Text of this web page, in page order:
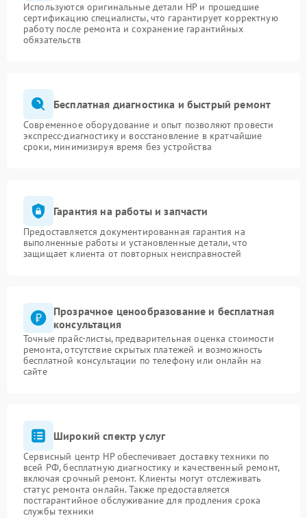
Используются оригинальные детали HP и прошедшие
сертификацию специалисты, что гарантирует корректную
работу после ремонта и сохранение гарантийных
обязательств
Бесплатная диагностика и быстрый ремонт
Современное оборудование и опыт позволяют провести
экспресс-диагностику и восстановление в кратчайшие
сроки, минимизируя время без устройства
Гарантия на работы и запчасти
Предоставляется документированная гарантия на
выполненные работы и установленные детали, что
защищает клиента от повторных неисправностей
Прозрачное ценообразование и бесплатная
консультация
Точные прайс-листы, предварительная оценка стоимости
ремонта, отсутствие скрытых платежей и возможность
бесплатной консультации по телефону или онлайн на
сайте
Широкий спектр услуг
Сервисный центр HP обеспечивает доставку техники по
всей РФ, бесплатную диагностику и качественный ремонт,
включая срочный ремонт. Клиенты могут отслеживать
статус ремонта онлайн. Также предоставляется
постгарантийное обслуживание для продления срока
службы техники